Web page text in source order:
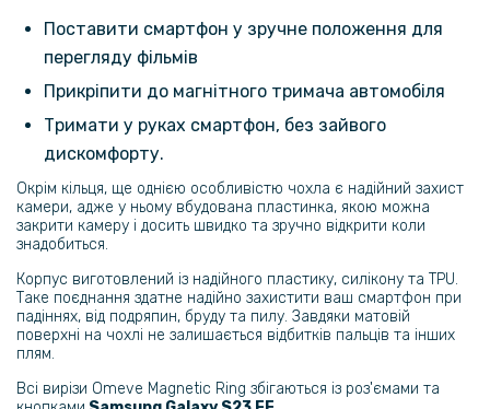
254 грн
299 грн
Чохол-накладка Ricco Camera Sliding для Samsung Galaxy S23 FE
169 грн
Чохол Auto Focus Ultimate Experience для Samsung Galaxy S23 FE
299 грн
Шкіряний чохол - накладка X&E для Samsung Galaxy S23 FE з
металевою вставкою
246 грн
Поставити смартфон у зручне положення для
перегляду фільмів
Прикріпити до магнітного тримача автомобіля
Тримати у руках смартфон, без зайвого
дискомфорту.
Окрім кільця, ще однією особливістю чохла є надійний захист
камери, адже у ньому вбудована пластинка, якою можна
закрити камеру і досить швидко та зручно відкрити коли
знадобиться.
Корпус виготовлений із надійного пластику, силікону та TPU.
Таке поєднання здатне надійно захистити ваш смартфон при
падіннях, від подряпин, бруду та пилу. Завдяки матовій
поверхні на чохлі не залишається відбитків пальців та інших
плям.
Всі вирізи Omeve Magnetic Ring збігаються із роз'ємами та